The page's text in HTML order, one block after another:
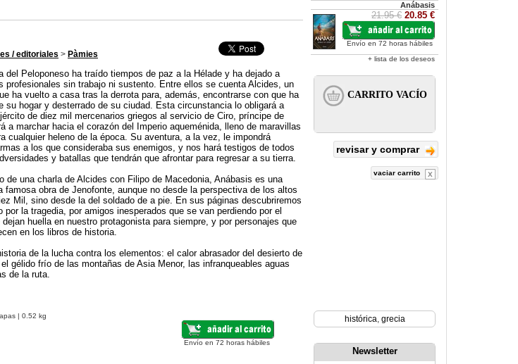
/ editoriales > Pàmies
del Peloponeso ha traído tiempos de paz a la Hélade y ha dejado a
profesionales sin trabajo ni sustento. Entre ellos se cuenta Alcides, un
ha vuelto a casa tras la derrota para, además, encontrarse con que ha
su hogar y desterrado de su ciudad. Esta circunstancia lo obligará a
de diez mil mercenarios griegos al servicio de Ciro, príncipe de
a marchar hacia el corazón del Imperio aqueménida, lleno de maravillas
cualquier heleno de la época. Su aventura, a la vez, le impondrá
a los que consideraba sus enemigos, y nos hará testigos de todos
y batallas que tendrán que afrontar para regresar a su tierra.
de una charla de Alcides con Filipo de Macedonia, Anábasis es una
famosa obra de Jenofonte, aunque no desde la perspectiva de los altos
Mil, sino desde la del soldado de a pie. En sus páginas descubriremos
por la tragedia, por amigos inesperados que se van perdiendo por el
huella en nuestro protagonista para siempre, y por personajes que
en los libros de historia.
de la lucha contra los elementos: el calor abrasador del desierto de
gélido frío de las montañas de Asia Menor, las infranqueables aguas
de la ruta.
| 0.52 kg
Envío en 72 horas hábiles
Anábasis
21.95 € 20.85 €
Envío en 72 horas hábiles
+ lista de los deseos
revisar y comprar
vaciar carrito
histórica, grecia
Newsletter